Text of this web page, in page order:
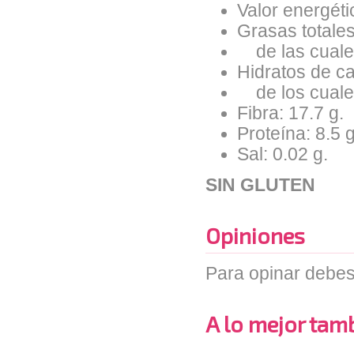
Valor
Grasas
de las
Hidratos de
de los
Fibra: 17.7 g.
Proteína: 8.5
Sal: 0.02 g.
SIN GLUTEN
Opiniones
Para opinar
A lo mejor